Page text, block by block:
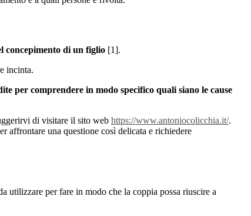
concepimento di un figlio [1].
incinta.
per comprendere in modo specifico quali siano le cause
di visitare il sito web https://www.antoniocolicchia.it/.
affrontare una questione così delicata e richiedere
utilizzare per fare in modo che la coppia possa riuscire a